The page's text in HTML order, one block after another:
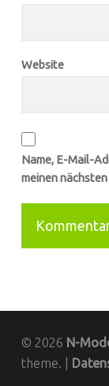
Website
Name, E-Mail-
meinen
© 2026 N-
theme.